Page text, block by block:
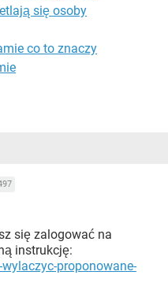
się osoby
co to znaczy
się zalogować na
instrukcję:
proponowane-